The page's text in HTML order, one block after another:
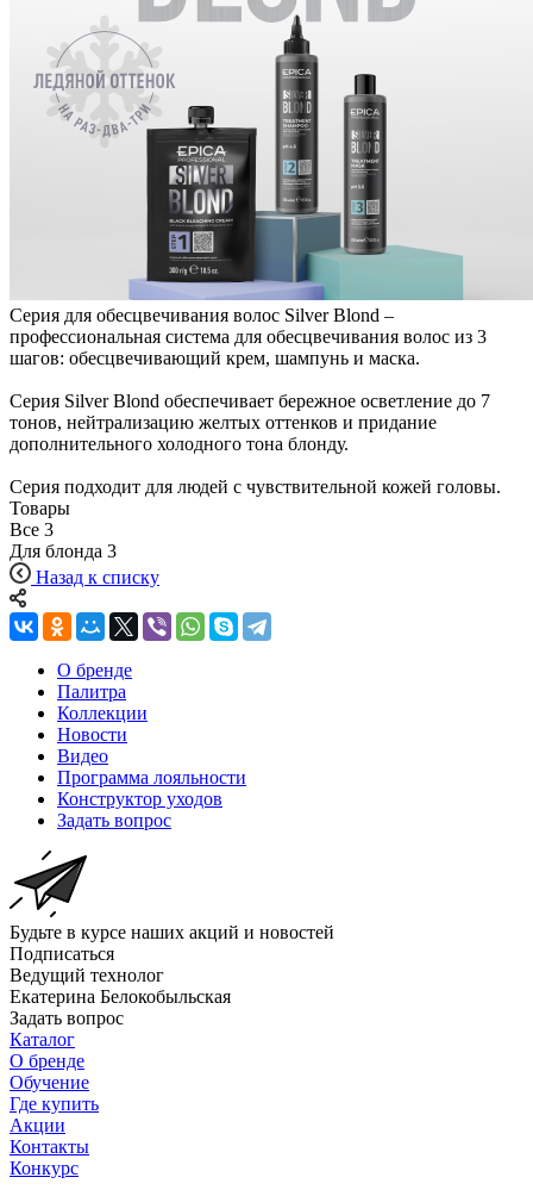
Серия для обесцвечивания волос Silver Blond –
профессиональная система для обесцвечивания волос из 3
шагов: обесцвечивающий крем, шампунь и маска.
Серия Silver Blond обеспечивает бережное осветление до 7
тонов, нейтрализацию желтых оттенков и придание
дополнительного холодного тона блонду.
Серия подходит для людей с чувствительной кожей головы.
Товары
Все 3
Для блонда 3
Назад к списку
О бренде
Палитра
Коллекции
Новости
Видео
Программа лояльности
Конструктор уходов
Задать вопрос
Будьте в курсе наших акций и новостей
Подписаться
Ведущий технолог
Екатерина Белокобыльская
Задать вопрос
Каталог
О бренде
Обучение
Где купить
Акции
Контакты
Конкурс